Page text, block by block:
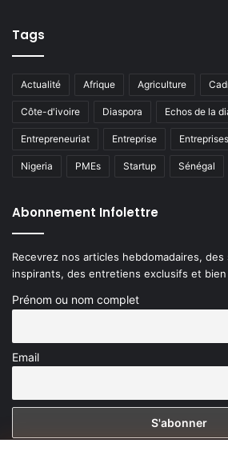
Tags
Actualité Afrique Agriculture
Côte-d'ivoire Diaspora Echos de la
Entrepreneuriat Entreprise Entreprises
Nigeria PMEs Startup Sénégal
Abonnement Infolettre
Recevrez nos articles hebdomadaires,
inspirants, des entretiens exclusifs et bien
Prénom ou nom complet
Email